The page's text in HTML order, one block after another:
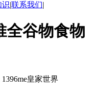
识|联系我们|
全谷物食物
皇家世界